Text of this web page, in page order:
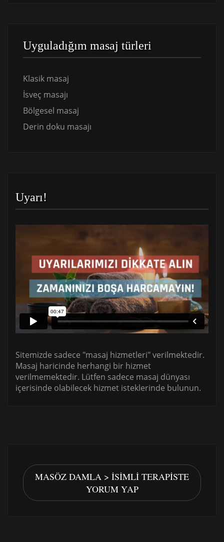
Uyguladığım masaj türleri
Klasik masaj
İsveç masajı
Bölgesel masaj
Derin doku masajı
Uyarı!
Sitemizde sadece "masaj hizmetleri" verilmektedir.
Masaj haricinde herhangi bir hizmet
verilmemektedir. Lütfen sadece masaj dünyası
içerisinde olabilecek hizmet isteklerinde bulunun.
MASÖZ DAMLA > İSIMLI TERAPISTE
YORUM YAP